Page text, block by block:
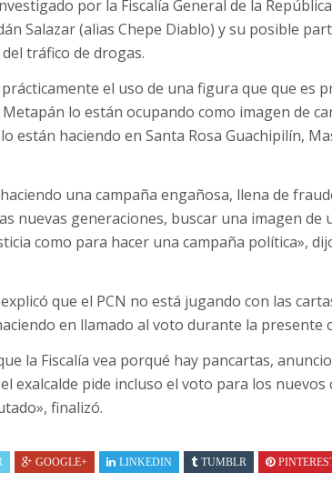
por la Fiscalía General de la
Salazar (alias Chepe Diablo) y su posible
tráfico de drogas.
el uso de una figura que que es
lo están ocupando como imagen de
están haciendo en Santa Rosa Guachipilín,
una campaña engañosa, llena de
nuevas generaciones, buscar una imagen de
como para hacer una campaña política»,
que el PCN no está jugando con las
en llamado al voto durante la presente
la Fiscalía vea porqué hay pancartas,
exalcalde pide incluso el voto para los nuevos
finalizó.
GOOGLE+ LINKEDIN TUMBLR